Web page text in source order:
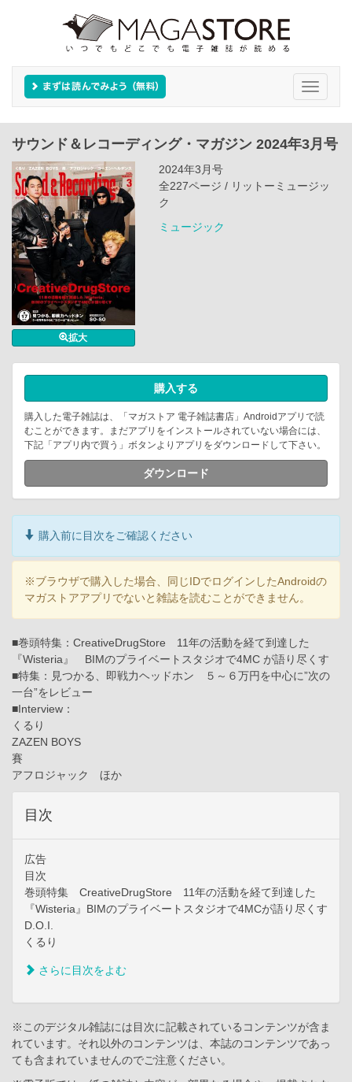
Toggle
サウンド＆レコーディング・マガジン 2024年3月号
拡大
2024年3月号
全227ページ / リットーミュージッ
ク
ミュージック
購入する
購入した電子雑誌は、「マガストア 電子雑誌書店」Androidアプリで読
むことができます。まだアプリをインストールされていない場合には、
下記「アプリ内で買う」ボタンよりアプリをダウンロードして下さい。
ダウンロード
購入前に目次をご確認ください
※ブラウザで購入した場合、同じIDでログインしたAndroidの
マガストアアプリでないと雑誌を読むことができません。
■巻頭特集：CreativeDrugStore 11年の活動を経て到達した
『Wisteria』 BIMのプライベートスタジオで4MC が語り尽くす
■特集：見つかる、即戦力ヘッドホン ５～６万円を中心に”次の
一台”をレビュー
■Interview：
くるり
ZAZEN BOYS
賽
アフロジャック ほか
目次
広告
目次
巻頭特集 CreativeDrugStore 11年の活動を経て到達した
『Wisteria』BIMのプライベートスタジオで4MCが語り尽くす
D.O.I.
くるり
さらに目次をよむ
※このデジタル雑誌には目次に記載されているコンテンツが含ま
れています。それ以外のコンテンツは、本誌のコンテンツであっ
ても含まれていませんのでご注意ください。